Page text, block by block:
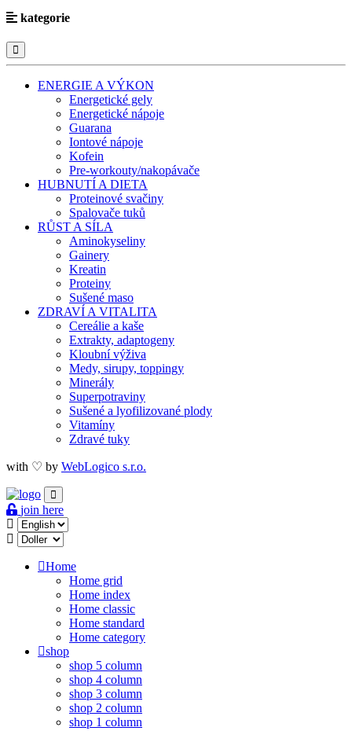
kategorie
ENERGIE A VÝKON
Energetické gely
Energetické nápoje
Guarana
Iontové nápoje
Kofein
Pre-workouty/nakopávače
HUBNUTÍ A DIETA
Proteinové svačiny
Spalovače tuků
RŮST A SÍLA
Aminokyseliny
Gainery
Kreatin
Proteiny
Sušené maso
ZDRAVÍ A VITALITA
Cereálie a kaše
Extrakty, adaptogeny
Kloubní výživa
Medy, sirupy, toppingy
Minerály
Superpotraviny
Sušené a lyofilizované plody
Vitamíny
Zdravé tuky
with ♡ by WebLogico s.r.o.
join here
Home
Home grid
Home index
Home classic
Home standard
Home category
shop
shop 5 column
shop 4 column
shop 3 column
shop 2 column
shop 1 column